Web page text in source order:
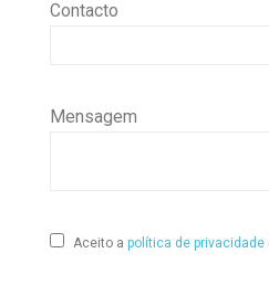
Contacto
Mensagem
Aceito a política de privacidade